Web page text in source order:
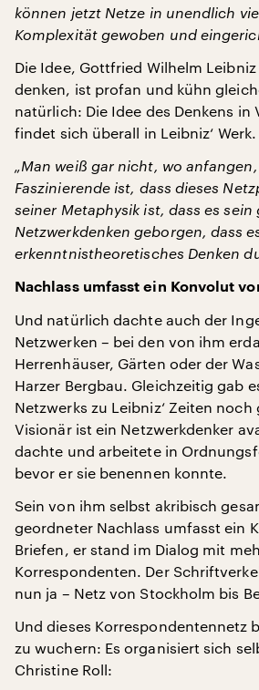
können jetzt Netze in unendlich
Komplexität gewoben und
Die Idee, Gottfried Wilhelm
denken, ist profan und kühn
natürlich: Die Idee des Denkens in
findet sich überall in Leibniz‘ Werk.
„Man weiß gar nicht, wo
Faszinierende ist, dass dieses
seiner Metaphysik ist, dass es sein
Netzwerkdenken geborgen, dass
erkenntnistheoretisches Denken
Nachlass umfasst ein Konvolut
Und natürlich dachte auch der
Netzwerken – bei den von ihm
Herrenhäuser, Gärten oder der
Harzer Bergbau. Gleichzeitig gab
Netzwerks zu Leibniz‘ Zeiten
Visionär ist ein Netzwerkdenker
dachte und arbeitete in
bevor er sie benennen konnte.
Sein von ihm selbst akribisch
geordneter Nachlass umfasst ein
Briefen, er stand im Dialog mit
Korrespondenten. Der
nun ja – Netz von Stockholm bis
Und dieses Korrespondentennetz
zu wuchern: Es organisiert sich
Christine Roll: